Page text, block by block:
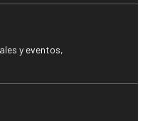
y eventos,